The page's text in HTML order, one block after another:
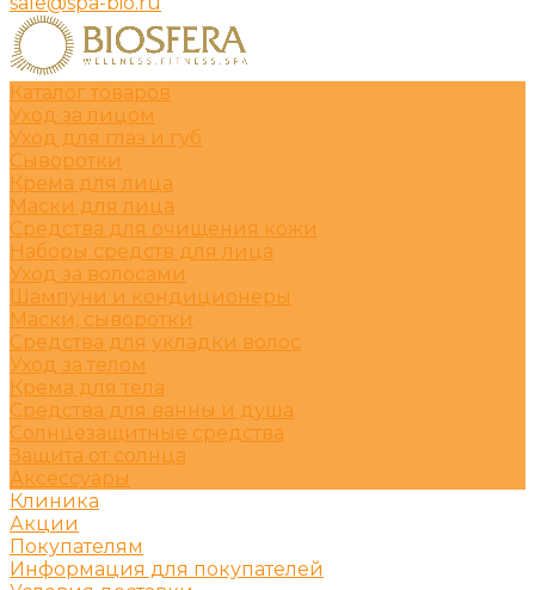
Каталог товаров
Уход за лицом
Уход для глаз и губ
Сыворотки
Крема для лица
Маски для лица
Средства для очищения кожи
Наборы средств для лица
Уход за волосами
Шампуни и кондиционеры
Маски, сыворотки
Средства для укладки волос
Уход за телом
Крема для тела
Средства для ванны и душа
Солнцезащитные средства
Защита от солнца
Аксессуары
Клиника
Акции
Покупателям
Информация для покупателей